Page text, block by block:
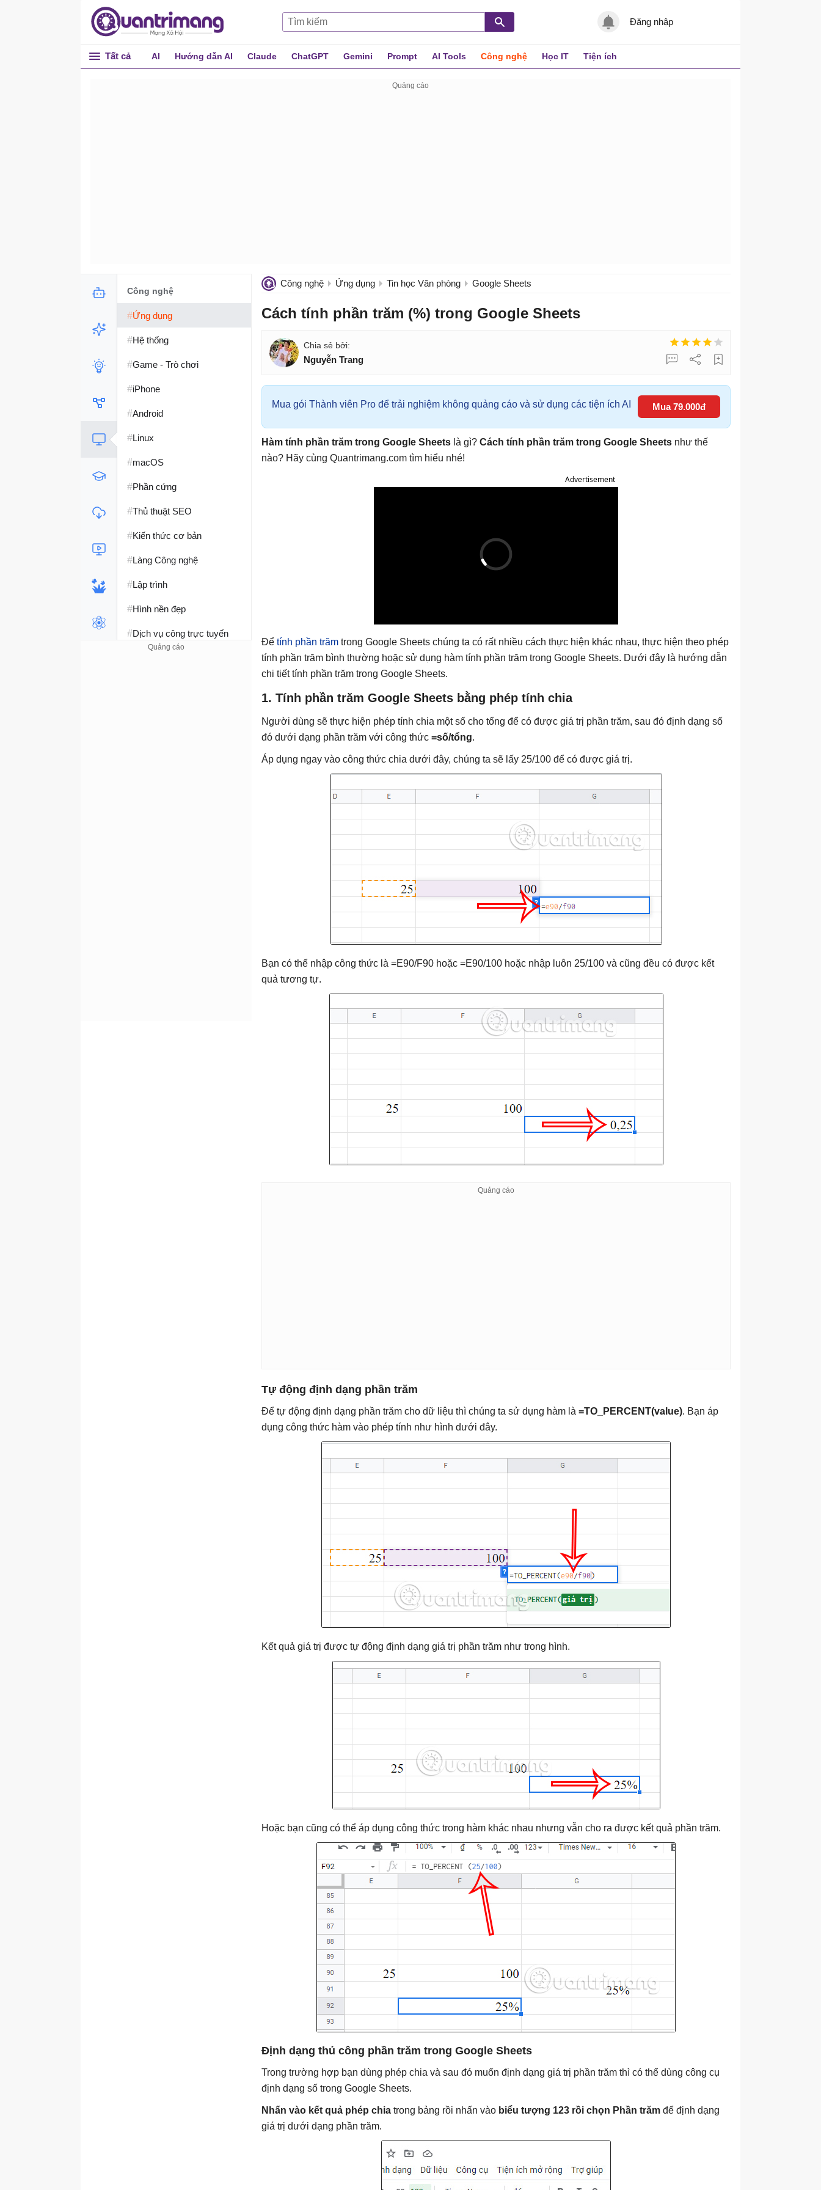
Đăng nhập
Tất cả AI Hướng dẫn AI Claude ChatGPT Gemini Prompt AI Tools Công nghệ Học IT Tiện ích
Công nghệ Ứng dụng Tin học Văn phòng Google Sheets
Cách tính phần trăm (%) trong Google Sheets
Nguyễn Trang
Mua gói Thành viên Pro để trải nghiệm không quảng cáo và sử dụng các tiện ích AI Mua 79.000đ
Hàm tính phần trăm trong Google Sheets là gì? Cách tính phần trăm trong Google Sheets như thế
nào? Hãy cùng Quantrimang.com tìm hiểu nhé!
Advertisement
Để tính phần trăm trong Google Sheets chúng ta có rất nhiều cách thực hiện khác nhau, thực hiện theo phép
tính phần trăm bình thường hoặc sử dụng hàm tính phần trăm trong Google Sheets. Dưới đây là hướng dẫn
chi tiết tính phần trăm trong Google Sheets.
1. Tính phần trăm Google Sheets bằng phép tính chia
Người dùng sẽ thực hiện phép tính chia một số cho tổng để có được giá trị phần trăm, sau đó định dạng số
đó dưới dạng phần trăm với công thức =số/tổng.
Áp dụng ngay vào công thức chia dưới đây, chúng ta sẽ lấy 25/100 để có được giá trị.
Bạn có thể nhập công thức là =E90/F90 hoặc =E90/100 hoặc nhập luôn 25/100 và cũng đều có được kết
quả tương tự.
Tự động định dạng phần trăm
Để tự động định dạng phần trăm cho dữ liệu thì chúng ta sử dụng hàm là =TO_PERCENT(value). Bạn áp
dụng công thức hàm vào phép tính như hình dưới đây.
Kết quả giá trị được tự động định dạng giá trị phần trăm như trong hình.
Hoặc bạn cũng có thể áp dụng công thức trong hàm khác nhau nhưng vẫn cho ra được kết quả phần trăm.
Định dạng thủ công phần trăm trong Google Sheets
Trong trường hợp bạn dùng phép chia và sau đó muốn định dạng giá trị phần trăm thì có thể dùng công cụ
định dạng số trong Google Sheets.
Nhấn vào kết quả phép chia trong bảng rồi nhấn vào biểu tượng 123 rồi chọn Phần trăm để định dạng
giá trị dưới dạng phần trăm.
Công nghệ
#Ứng dụng
#Hệ thống
#Game - Trò chơi
#iPhone
#Android
#Linux
#macOS
#Phần cứng
#Thủ thuật SEO
#Kiến thức cơ bản
#Làng Công nghệ
#Lập trình
#Hình nền đẹp
#Dịch vụ công trực tuyến